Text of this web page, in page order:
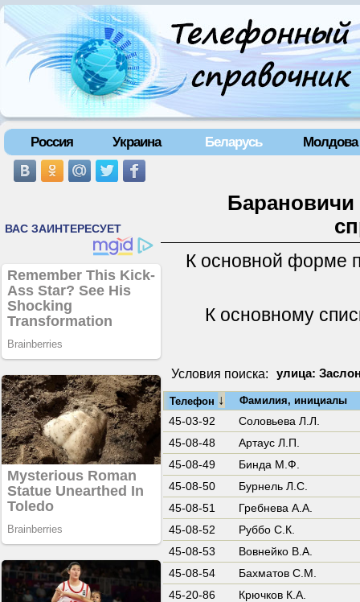
Россия Украина Беларусь Молдова
Барановичи
К основной форме
К основному
Условия поиска: улица:
Телефон ↓ Фамилия, инициалы
45-03-92
Соловьева Л.Л.
45-08-48
Артаус Л.П.
45-08-49
Бинда М.Ф.
45-08-50
Бурнель Л.С.
45-08-51
Гребнева А.А.
45-08-52
Руббо С.К.
45-08-53
Вовнейко В.А.
45-08-54
Бахматов С.М.
45-20-86
Крючков К.А.